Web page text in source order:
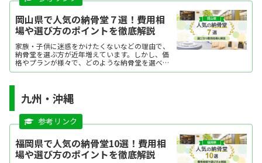
します。それぞれの特徴を分かりやすくまとめて
い。
岡山県で人気の納骨堂７選！費用相
場や選び方のポイントを徹底解説
家族・子供に迷惑をかけたくないなどの理由で、
納骨堂を選ぶ方が近年増えています。しかし、価
格やプランが様々で、どのような納骨堂を選べば
よいか迷う方も多いですよね。今回は、岡山県で
九州・沖縄
福岡県で人気の納骨堂10選！費用相
場や選び方のポイントを徹底解説